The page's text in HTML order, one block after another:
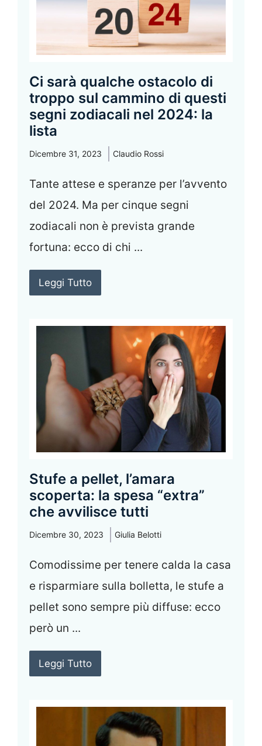
Ci sarà qualche ostacolo di
troppo sul cammino di questi
segni zodiacali nel 2024: la
lista
Dicembre 31, 2023 Claudio Rossi
Tante attese e speranze per l’avvento
del 2024. Ma per cinque segni
zodiacali non è prevista grande
fortuna: ecco di chi ...
Leggi Tutto
Stufe a pellet, l’amara
scoperta: la spesa “extra”
che avvilisce tutti
Dicembre 30, 2023 Giulia Belotti
Comodissime per tenere calda la casa
e risparmiare sulla bolletta, le stufe a
pellet sono sempre più diffuse: ecco
però un ...
Leggi Tutto